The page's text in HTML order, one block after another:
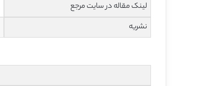
لینک مقاله در سایت مرجع
نشریه